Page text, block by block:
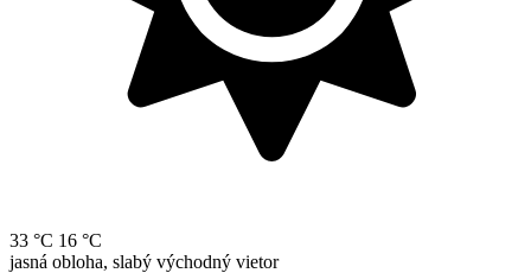
33 °C 16 °C
jasná obloha, slabý východný vietor